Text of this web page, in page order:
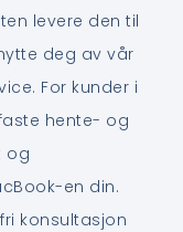
levere den til
deg av vår
For kunder i
hente- og
og
en din.
konsultasjon